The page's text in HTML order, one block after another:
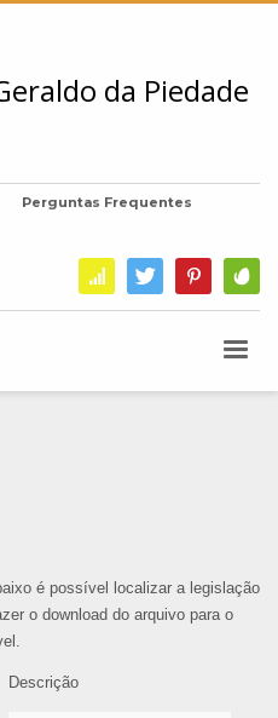
Perguntas Frequentes
é possível localizar a legislação
o download do arquivo para o
Descrição